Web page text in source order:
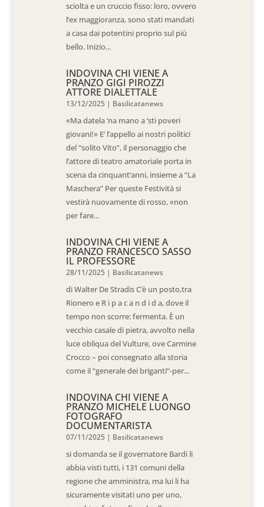
sciolta e un cruccio fisso: loro, ovvero
l’ex maggioranza, sono stati mandati
a casa dai potentini proprio sul più
bello. Inizio...
INDOVINA CHI VIENE A
PRANZO GIGI PIROZZI
ATTORE DIALETTALE
13/12/2025 | Basilicatanews
«Ma datela ‘na mano a ‘sti poveri
giovani!» E’ l’appello ai nostri politici
del “solito Vito”, il personaggio che
l’attore di teatro amatoriale porta in
scena da cinquant’anni, insieme a “La
Maschera” Per queste Festività si
vestirà nuovamente di rosso, «non
per fare...
INDOVINA CHI VIENE A
PRANZO FRANCESCO SASSO
IL PROFESSORE
28/11/2025 | Basilicatanews
di Walter De Stradis C’è un posto,tra
Rionero e R i p a c a n d i d a, dove il
tempo non scorre: fermenta. È un
vecchio casale di pietra, avvolto nella
luce obliqua del Vulture, ove Carmine
Crocco – poi consegnato alla storia
come il “generale dei briganti”-per...
INDOVINA CHI VIENE A
PRANZO MICHELE LUONGO
FOTOGRAFO
DOCUMENTARISTA
07/11/2025 | Basilicatanews
si domanda se il governatore Bardi li
abbia visti tutti, i 131 comuni della
regione che amministra, ma lui li ha
sicuramente visitati uno per uno,